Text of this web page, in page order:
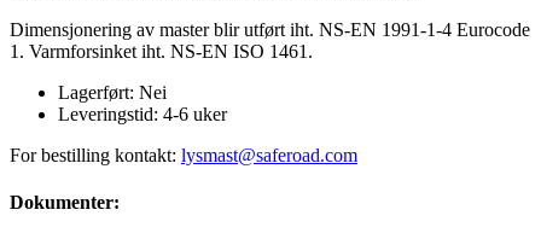
Dimensjonering av master blir utført iht. NS-EN 1991-1-4 Eurocode
1. Varmforsinket iht. NS-EN ISO 1461.
Lagerført: Nei
Leveringstid: 4-6 uker
For bestilling kontakt: lysmast@saferoad.com
Dokumenter: